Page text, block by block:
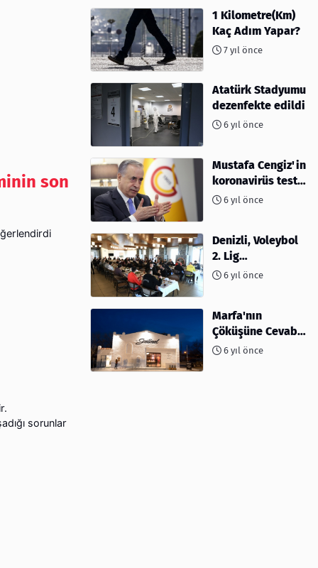
son
sorunlar
1 Kilometre(Km)
Kaç Adım Yapar?
7 yıl önce
Atatürk Stadyumu
dezenfekte edildi
6 yıl önce
Mustafa Cengiz'in
koronavirüs test
sonucu açıklandı
6 yıl önce
Denizli, Voleybol
2. Lig
müsabakalarına
6 yıl önce
Marfa'nın
Çöküşüne Cevabı:
Kahve ve
6 yıl önce